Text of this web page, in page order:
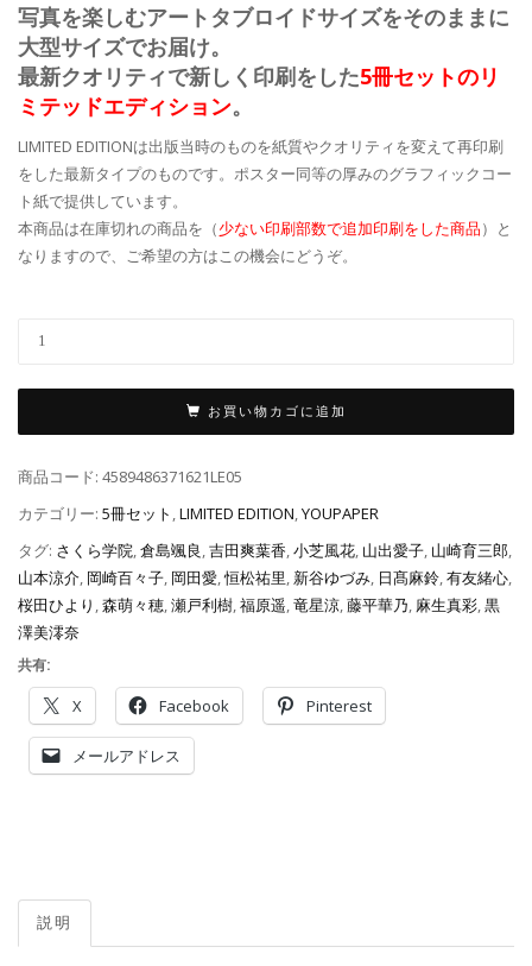
写真を楽しむアートタブロイドサイズをそのままに
大型サイズでお届け。
最新クオリティで新しく印刷をした5冊セットのリ
ミテッドエディション。
LIMITED EDITIONは出版当時のものを紙質やクオリティを変えて再印刷
をした最新タイプのものです。ポスター同等の厚みのグラフィックコー
ト紙で提供しています。
本商品は在庫切れの商品を（少ない印刷部数で追加印刷をした商品）と
なりますので、ご希望の方はこの機会にどうぞ。
お買い物カゴに追加
商品コード: 4589486371621LE05
カテゴリー: 5冊セット ,LIMITED EDITION,YOUPAPER
タグ: さくら学院,倉島颯良,吉田爽葉香,小芝風花, 山出愛子, 山崎育三郎,
山本涼介, 岡崎百々子, 岡田愛,恒松祐里, 新谷ゆづみ, 日髙麻鈴,有友緒心,
桜田ひより ,森萌々穂,瀬戸利樹,福原遥,竜星涼,藤平華乃, 麻生真彩,黒
澤美澪奈
共有:
X Facebook Pinterest
メールアドレス
説明